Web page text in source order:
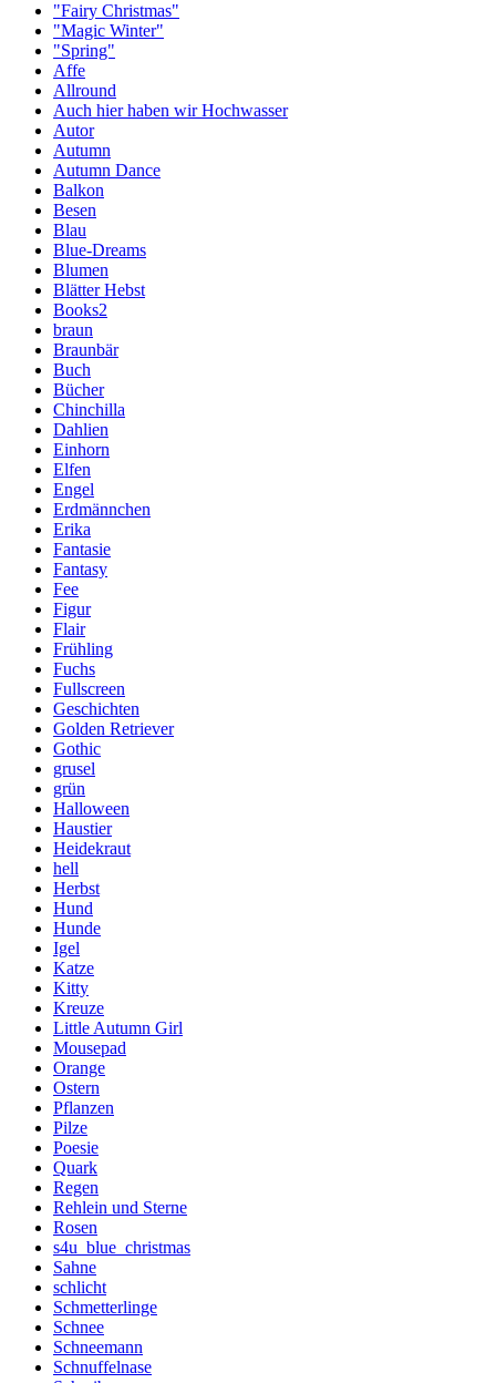
"Fairy Christmas"
"Magic Winter"
"Spring"
Affe
Allround
Auch hier haben wir Hochwasser
Autor
Autumn
Autumn Dance
Balkon
Besen
Blau
Blue-Dreams
Blumen
Blätter Hebst
Books2
braun
Braunbär
Buch
Bücher
Chinchilla
Dahlien
Einhorn
Elfen
Engel
Erdmännchen
Erika
Fantasie
Fantasy
Fee
Figur
Flair
Frühling
Fuchs
Fullscreen
Geschichten
Golden Retriever
Gothic
grusel
grün
Halloween
Haustier
Heidekraut
hell
Herbst
Hund
Hunde
Igel
Katze
Kitty
Kreuze
Little Autumn Girl
Mousepad
Orange
Ostern
Pflanzen
Pilze
Poesie
Quark
Regen
Rehlein und Sterne
Rosen
s4u_blue_christmas
Sahne
schlicht
Schmetterlinge
Schnee
Schneemann
Schnuffelnase